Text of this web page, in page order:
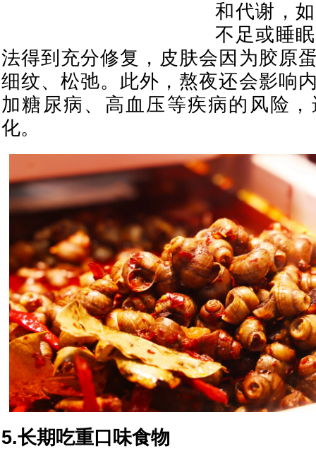
和代谢，
不足或睡
法得到充分修复，皮肤会因为胶原
细纹、松弛。此外，熬夜还会影响
加糖尿病、高血压等疾病的风险
化。
5.长期吃重口味食物